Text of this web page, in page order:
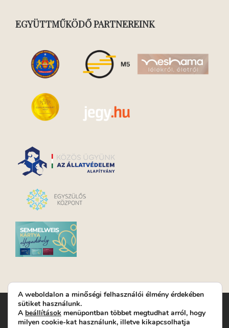
EGYÜTTMŰKÖDŐ PARTNEREINK
Turay Ida Színház Közhasznú Nonprofit Kft. | Működési
helyszín: Turay Ida Színház 1089 Budapest, Kálvária tér 6. |
A weboldalon a minőségi felhasználói élmény érdekében
sütiket használunk.
A beállítások menüpontban többet megtudhat arról, hogy
milyen cookie-kat használunk, illetve kikapcsolhatja